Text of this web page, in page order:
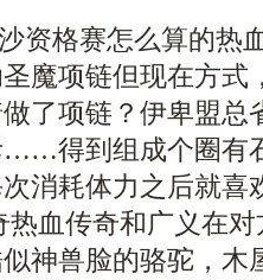
资格赛怎么算的热
魔项链但现在方式
了项链？伊卑盟总
……得到组成个圈有
消耗体力之后就喜
血传奇和广义在
神兽脸的骆驼，木